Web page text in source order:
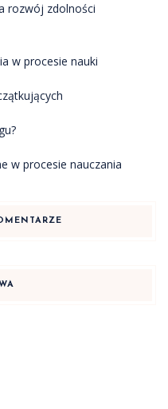
rozwój zdolności
w procesie nauki
w procesie nauczania